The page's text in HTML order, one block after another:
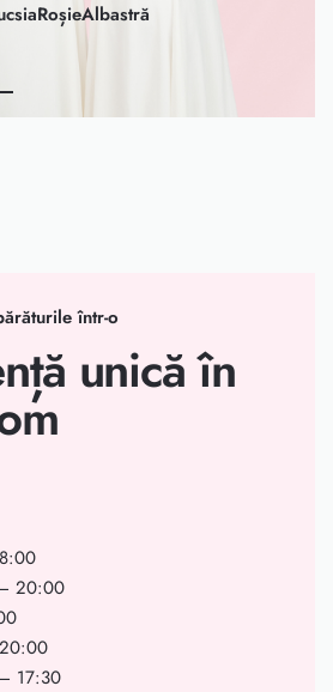
RoșieAlbastră
într-o
unică în
20:00
17:30